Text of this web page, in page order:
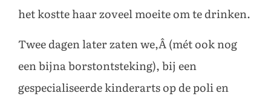
het kostte haar zoveel moeite om te drinken.
Twee dagen later zaten we,Â (mét ook nog
een bijna borstontsteking), bij een
gespecialiseerde kinderarts op de poli en